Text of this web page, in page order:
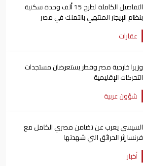
التفاصيل الكاملة لطرح 15 ألف وحدة سكنية
بنظام الإيجار المنتهي بالتملك في مصر
عقارات
وزيرا خارجية مصر وقطر يستعرضان مستجدات
التحركات الإقليمية
شؤون عربية
السيسي يعرب عن تضامن مصري الكامل مع
فرنسا إثر الحرائق التي شهدتها
أخبار